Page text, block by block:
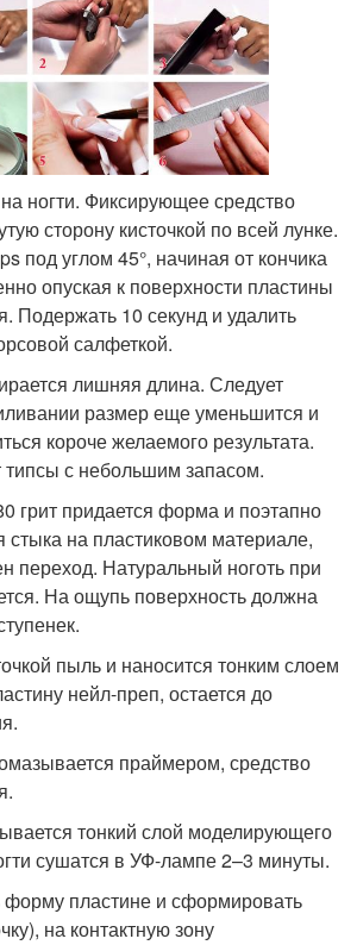
ногти. Фиксирующее средство
сторону кисточкой по всей лунке.
под углом 45°, начиная от кончика
опуская к поверхности пластины
Подержать 10 секунд и удалить
салфеткой.
лишняя длина. Следует
размер еще уменьшится и
короче желаемого результата.
с небольшим запасом.
грит придается форма и поэтапно
стыка на пластиковом материале,
переход. Натуральный ноготь при
На ощупь поверхность должна
пыль и наносится тонким слоем
нейл-преп, остается до
праймером, средство
тонкий слой моделирующего
сушатся в УФ-лампе 2–3 минуты.
пластине и сформировать
на контактную зону